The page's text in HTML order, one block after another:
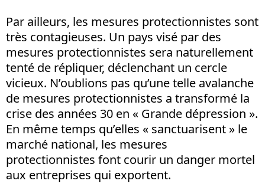
Par ailleurs, les mesures protectionnistes sont
très contagieuses. Un pays visé par des
mesures protectionnistes sera naturellement
tenté de répliquer, déclenchant un cercle
vicieux. N’oublions pas qu’une telle avalanche
de mesures protectionnistes a transformé la
crise des années 30 en « Grande dépression ».
En même temps qu’elles « sanctuarisent » le
marché national, les mesures
protectionnistes font courir un danger mortel
aux entreprises qui exportent.